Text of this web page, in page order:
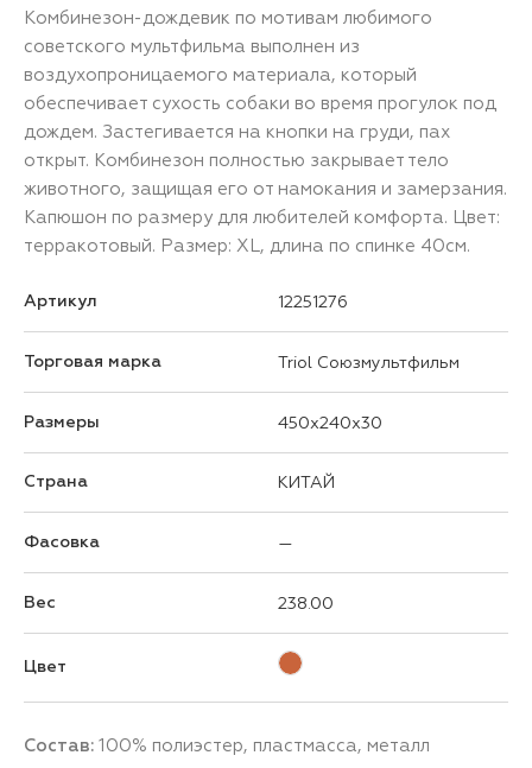
Комбинезон-дождевик по мотивам любимого
советского мультфильма выполнен из
воздухопроницаемого материала, который
обеспечивает сухость собаки во время прогулок под
дождем. Застегивается на кнопки на груди, пах
открыт. Комбинезон полностью закрывает тело
животного, защищая его от намокания и замерзания.
Капюшон по размеру для любителей комфорта. Цвет:
терракотовый. Размер: XL, длина по спинке 40см.
Артикул 12251276
Торговая марка Triol Союзмультфильм
Размеры 450x240x30
Страна КИТАЙ
Фасовка —
Вес 238.00
Цвет
Состав: 100% полиэстер, пластмасса, металл